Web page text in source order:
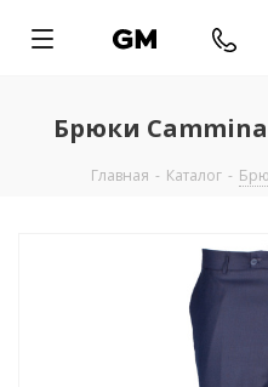
Брюки
Главная - Каталог -